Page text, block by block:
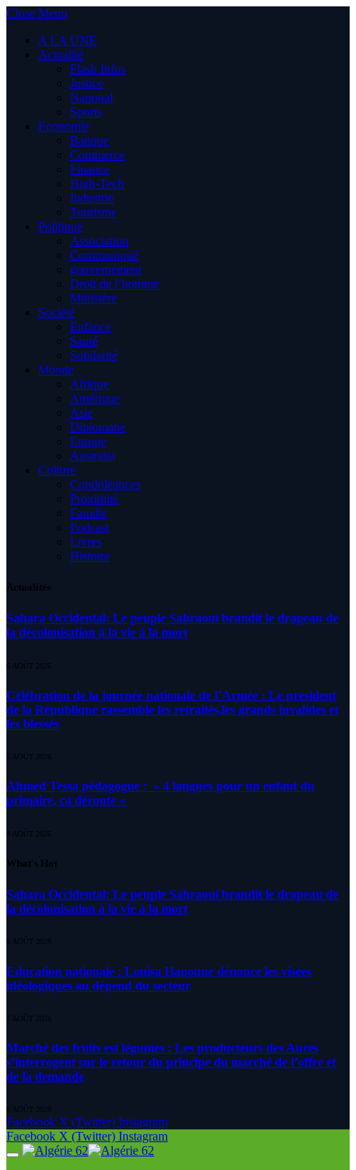
Close Menu
A LA UNE
Actualité
Flash Infos
Justice
National
Sports
Economie
Banque
Commerce
Finance
High-Tech
Industrie
Tourisme
Politique
Association
Communiqué
gouvernement
Droit de l’homme
Ministère
Société
Enfance
Santé
Solidarité
Monde
Afrique
Amérique
Asie
Diplomatie
Europe
Australia
Culture
Condoléances
Proximité
Famille
Podcast
Livres
Histoire
Actualités
Sahara Occidental: Le peuple Sahraoui brandit le drapeau de
la décolonisation à la vie à la mort
8 AOÛT 2026
Célébration de la journée nationale de l’Armée : Le président
de la République rassemble les retraités,les grands invalides et
les blessés
5 AOÛT 2026
Ahmed Tessa pédagogue : » 4 langues pour un enfant du
primaire, ça déroute «
4 AOÛT 2026
What's Hot
Sahara Occidental: Le peuple Sahraoui brandit le drapeau de
la décolonisation à la vie à la mort
8 AOÛT 2026
Education nationale : Louisa Hanoune dénonce les visées
idéologiques au dépend du secteur
7 AOÛT 2026
Marché des fruits est légumes : Les producteurs des Aures
s’interrogent sur le retour du principe du marché de l’offre et
de la demande
6 AOÛT 2026
Facebook X (Twitter) Instagram
Facebook X (Twitter) Instagram